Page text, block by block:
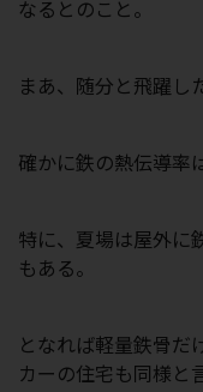
なるとのこと。
まあ、随分と飛躍し
確かに鉄の熱伝導率
特に、夏場は屋外に
もある。
となれば軽量鉄骨だ
カーの住宅も同様と